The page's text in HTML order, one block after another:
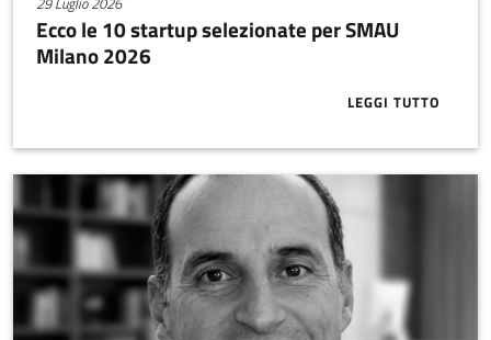
Ecco le 10 startup selezionate per SMAU
Milano 2026
LEGGI TUTTO
ABOUT